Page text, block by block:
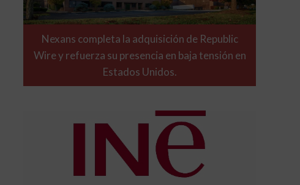
Nexans completa la adquisición de Republic
Wire y refuerza su presencia en baja tensión en
Estados Unidos.